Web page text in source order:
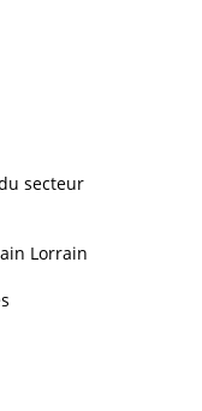
secteur
Lorrain